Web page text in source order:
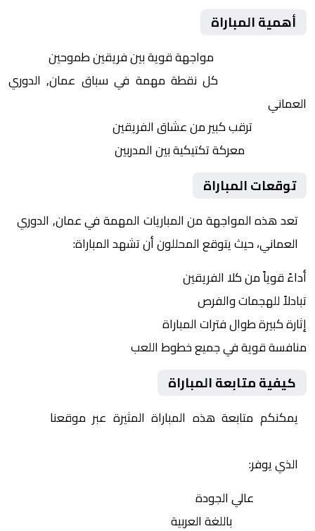
أهمية المباراة
مواجهة قوية بين فريقين طموحين
كل نقطة مهمة في سباق عمان, الدوري
العماني
ترقب كبير من عشاق الفريقين
معركة تكتيكية بين المدربين
توقعات المباراة
تعد هذه المواجهة من المباريات المهمة في عمان, الدوري
العماني، حيث يتوقع المحللون أن تشهد المباراة:
أداءً قوياً من كلا الفريقين
تبادلاً للهجمات والفرص
إثارة كبيرة طوال فترات المباراة
منافسة قوية في جميع خطوط اللعب
كيفية متابعة المباراة
يمكنكم متابعة هذه المباراة المثيرة عبر موقعنا
الذي يوفر:
عالي الجودة
باللغة العربية